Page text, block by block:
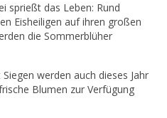
sprießt das Leben: Rund
Eisheiligen auf ihren großen
die Sommerblüher
werden auch dieses Jahr
Blumen zur Verfügung